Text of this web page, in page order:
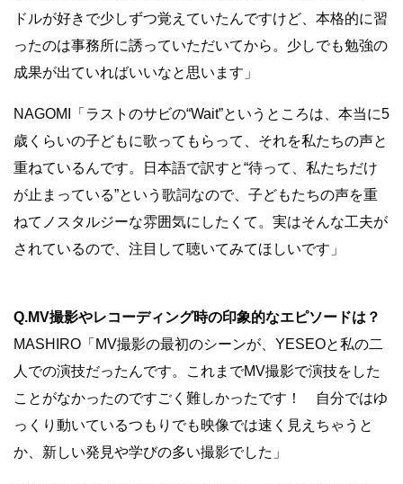
ドルが好きで少しずつ覚えていたんですけど、本格的に習
ったのは事務所に誘っていただいてから。少しでも勉強の
成果が出ていればいいなと思います」
NAGOMI「ラストのサビの“Wait”というところは、本当に5
歳くらいの子どもに歌ってもらって、それを私たちの声と
重ねているんです。日本語で訳すと“待って、私たちだけ
が止まっている”という歌詞なので、子どもたちの声を重
ねてノスタルジーな雰囲気にしたくて。実はそんな工夫が
されているので、注目して聴いてみてほしいです」
Q.MV撮影やレコーディング時の印象的なエピソードは？
MASHIRO「MV撮影の最初のシーンが、YESEOと私の二
人での演技だったんです。これまでMV撮影で演技をした
ことがなかったのですごく難しかったです！ 自分ではゆ
っくり動いているつもりでも映像では速く見えちゃうと
か、新しい発見や学びの多い撮影でした」